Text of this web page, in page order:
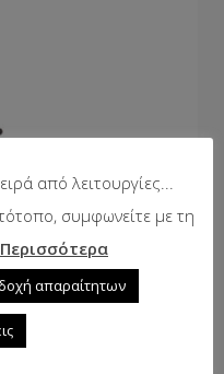
από λειτουργίες...
συμφωνείτε με τη
Περισσότερα
απαραίτητων